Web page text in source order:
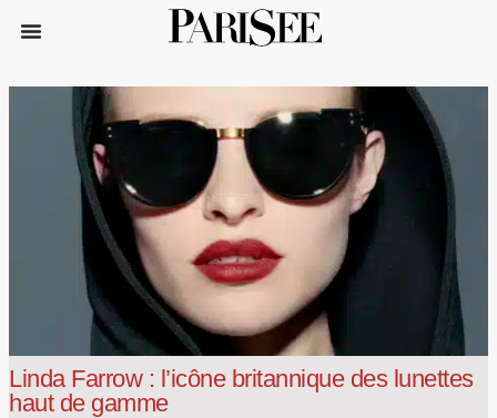
Linda Farrow : l’icône britannique des lunettes
haut de gamme